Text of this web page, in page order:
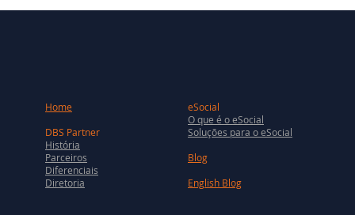
Home
DBS Partner
História
Parceiros
Diferenciais
Diretoria
eSocial
O que é o eSocial
Soluções para o eSocial
Blog
English Blog